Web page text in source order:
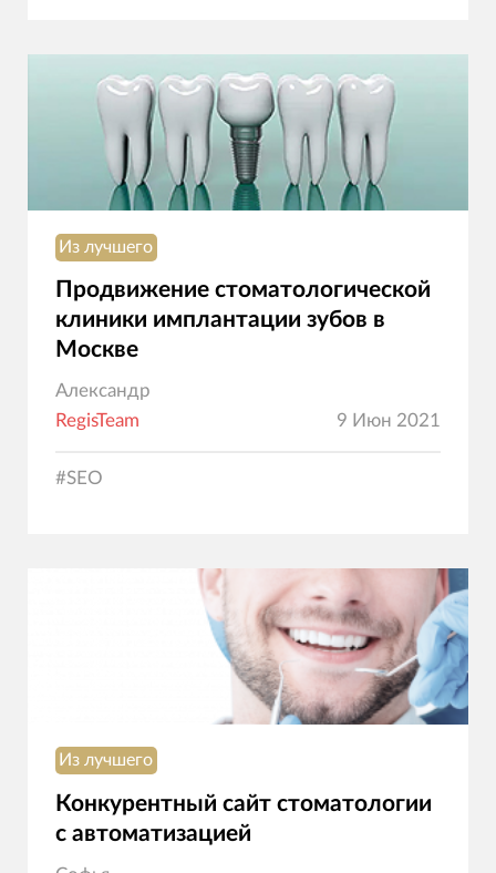
Из лучшего
Продвижение стоматологической
клиники имплантации зубов в
Москве
Александр
RegisTeam
9 Июн 2021
#SEO
Из лучшего
Конкурентный сайт стоматологии
с автоматизацией